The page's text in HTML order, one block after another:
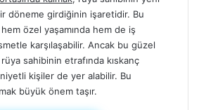
döneme girdiğinin işaretidir. Bu
özel yaşamında hem de iş
karşılaşabilir. Ancak bu güzel
rüya sahibinin etrafında kıskanç
kişiler de yer alabilir. Bu
büyük önem taşır.